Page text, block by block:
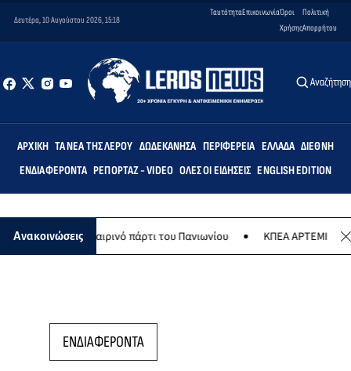
Δευτέρα, 10 Αυγούστου 2026, 15:18
ΤαυτότηταΕπικοινωνίαΌροι
Χρήσης
Πολιτική
Απορρήτου
Αναζήτηση
ΑΡΧΙΚΉ ΤΑ ΝΈΑ ΤΗΣ ΛΈΡΟΥ ΔΩΔΕΚΆΝΗΣΑ ΠΕΡΙΦΈΡΕΙΑ ΕΛΛΆΔΑ ΔΙΕΘΝΉ
ΕΝΔΙΑΦΈΡΟΝΤΑ ΡΕΠΟΡΤΆΖ - VIDEO ΌΛΕΣ ΟΙ ΕΙΔΉΣΕΙΣ ENGLISH EDITION
Ανακοινώσεις
το καλοκαιρινό πάρτι του Πανιωνίου ΚΠΕΑ ΑΡΤΕΜΙΣ: Το
ΕΝΔΙΑΦΕΡΟΝΤΑ